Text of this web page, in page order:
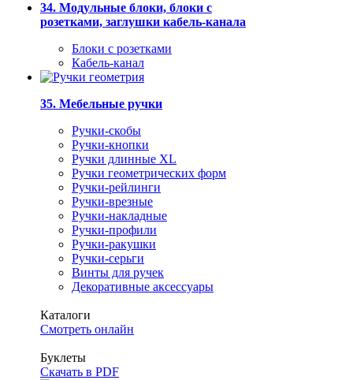
34. Модульные блоки, блоки с
розетками, заглушки кабель-канала
Блоки с розетками
Кабель-канал
35. Мебельные ручки
Ручки-скобы
Ручки-кнопки
Ручки длинные XL
Ручки геометрических форм
Ручки-рейлинги
Ручки-врезные
Ручки-накладные
Ручки-профили
Ручки-ракушки
Ручки-серьги
Винты для ручек
Декоративные аксессуары
Каталоги
Смотреть онлайн
Буклеты
Скачать в PDF